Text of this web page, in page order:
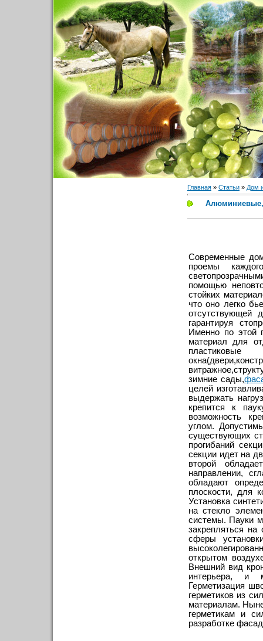
Главная » Статьи » Дом
Алюминиевые,
Современные
проемы
помощью
стойких
что оно легко
отсутствующей
гарантируя
Именно по этой
материал для
зимние сады,
целей
выдержать
крепится к
возможность
углом.
существующих
прогибаний
секции идет на
второй
направлении,
обладают
плоскости, для
Установка
на стекло
системы. Пауки
закрепляться
сферы
открытом
Внешний вид
интерьера, и
Герметизация
герметиков из
материалам.
герметикам и
разработке